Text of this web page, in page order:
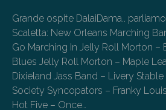
Grande ospite DalaiDama..
Scaletta: New Orleans Marching
Go Marching In Jelly Roll Morton –
Blues Jelly Roll Morton – Maple
Dixieland Jass Band – Livery Stable
Society Syncopators – Franky
Hot Five – Once…